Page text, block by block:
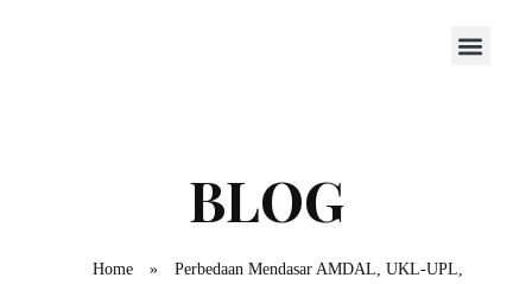
Home »
Perbedaan Mendasar AMDAL, UKL-UPL,